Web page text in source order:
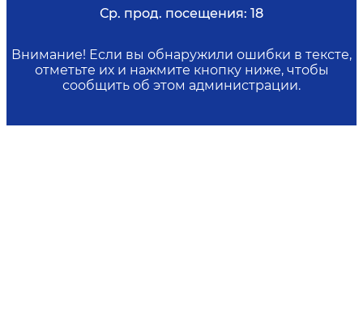
Ср. прод. посещения: 18
Внимание! Если вы обнаружили ошибки в тексте,
отметьте их и нажмите кнопку ниже, чтобы
сообщить об этом администрации.